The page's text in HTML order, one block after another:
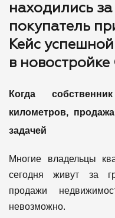
находились
покупатель
Кейс
в
Когда
километров,
задачей
Многие владельцы
сегодня живут за
продажи
невозможно.